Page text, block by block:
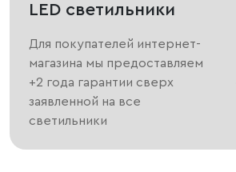
LED светильники
Для покупателей интернет-
магазина мы предоставляем
+2 года гарантии сверх
заявленной на все
светильники